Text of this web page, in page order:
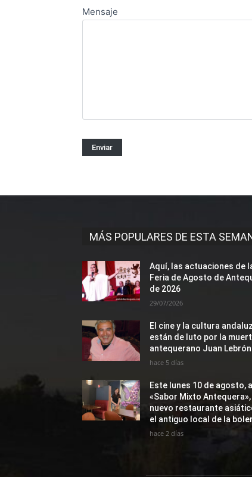
Mensaje
MÁS POPULARES DE ESTA
Aquí, las actuaciones de
Feria de Agosto de
de 2026
29/07/2026
El cine y la cultura
están de luto por la
antequerano Juan Lebrón
hace 5 días
Este lunes 10 de agosto,
«Sabor Mixto Antequera»,
nuevo restaurante
el antiguo local de la
hace 2 días